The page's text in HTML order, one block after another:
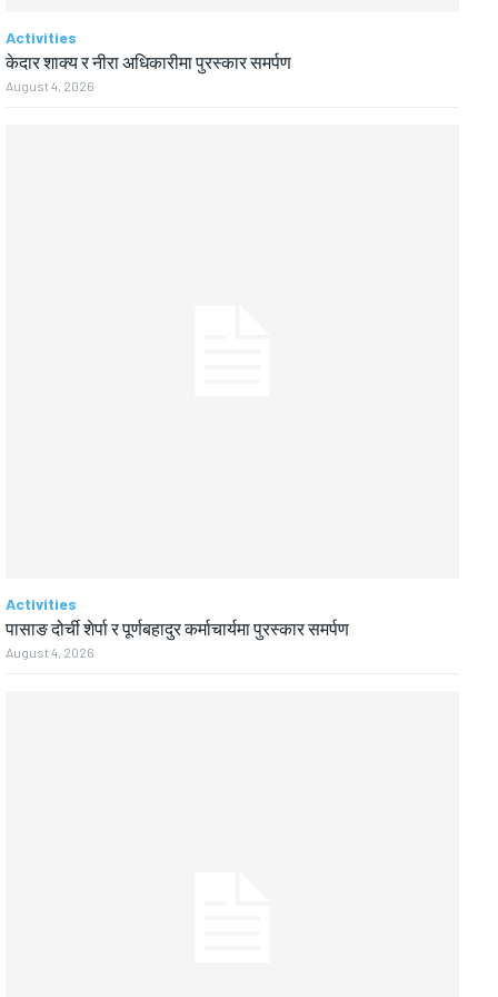
Activities
केदार शाक्य र नीरा अधिकारीमा पुरस्कार समर्पण
August 4, 2026
Activities
पासाङ दोर्ची शेर्पा र पूर्णबहादुर कर्माचार्यमा पुरस्कार समर्पण
August 4, 2026